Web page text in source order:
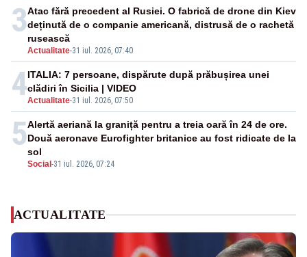
3
Actualitate-31 iul. 2026, 07:40
Atac fără precedent al Rusiei. O fabrică de drone din Kiev
deținută de o companie americană, distrusă de o rachetă
rusească
4Actualitate-31 iul. 2026, 07:50
ITALIA: 7 persoane, dispărute după prăbușirea unei
clădiri în Sicilia | VIDEO
5
Social -31 iul. 2026, 07:24
Alertă aeriană la graniță pentru a treia oară în 24 de ore.
Două aeronave Eurofighter britanice au fost ridicate de la
sol
ACTUALITATE